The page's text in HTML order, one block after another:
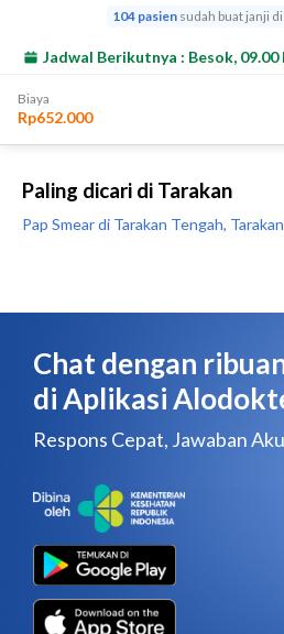
Paling dicari di Tarakan
Pap Smear di Tarakan Tengah, Tarakan